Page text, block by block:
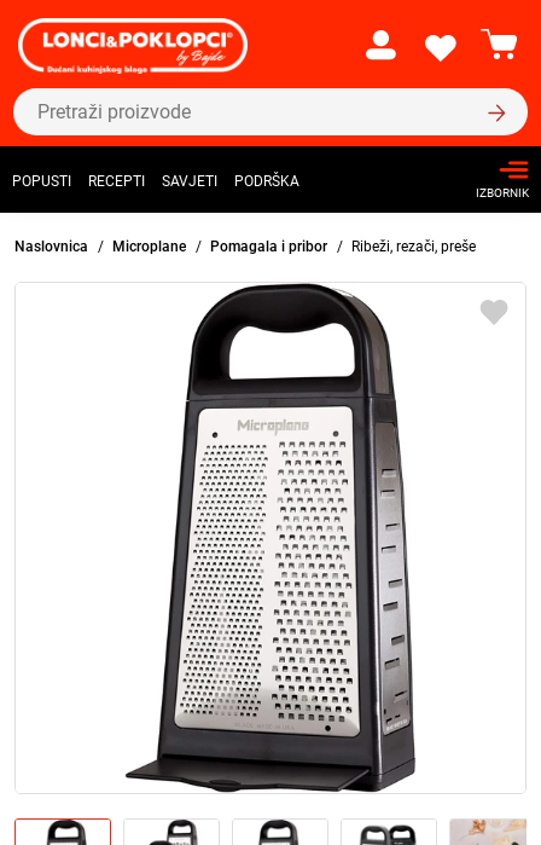
POPUSTI RECEPTI SAVJETI PODRŠKA
IZBORNIK
Naslovnica Microplane Pomagala i pribor Ribeži, rezači, preše